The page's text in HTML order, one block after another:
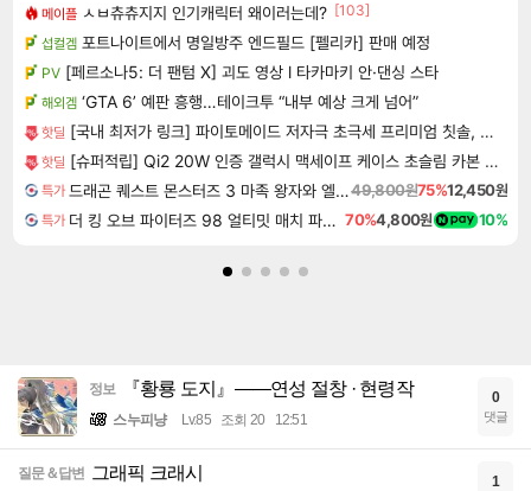
메이플 ㅅㅂ츄츄지지 인기캐릭터 왜이러는데? [103]
섭컬겜 포트나이트에서 명일방주 엔드필드 [펠리카] 판매 예정
PV [페르소나5: 더 팬텀 X] 괴도 영상 l 타카마키 안·댄싱 스타
해외겜 ‘GTA 6’ 예판 흥행…테이크투 “내부 예상 크게 넘어”
핫딜 [국내 최저가 링크] 파이토메이드 저자극 초극세 프리미엄 칫솔, 10개입, 3세트
핫딜 [슈퍼적립] Qi2 20W 인증 갤럭시 맥세이프 케이스 초슬림 카본 에어스킨아라미드 맥핏 갤럭시Z 폴드8 울트라, 아라미드, 블랙
특가 드래곤 퀘스트 몬스터즈 3 마족 왕자와 엘프의 여행 Dragon Quest Monsters The Dark Prince49,800원75%12,450원
특가 더 킹 오브 파이터즈 98 얼티밋 매치 파이널 에디션 THE KING OF FIGHTERS 98 ULTIMATE MATCH FINAL EDITION 70%4,800원 10%
정보 『황룡 도지』——연성 절창 · 현령작
스누피냥 Lv.85 조회 20 12:51
0
댓글
질문＆답변 그래픽 크래시 1